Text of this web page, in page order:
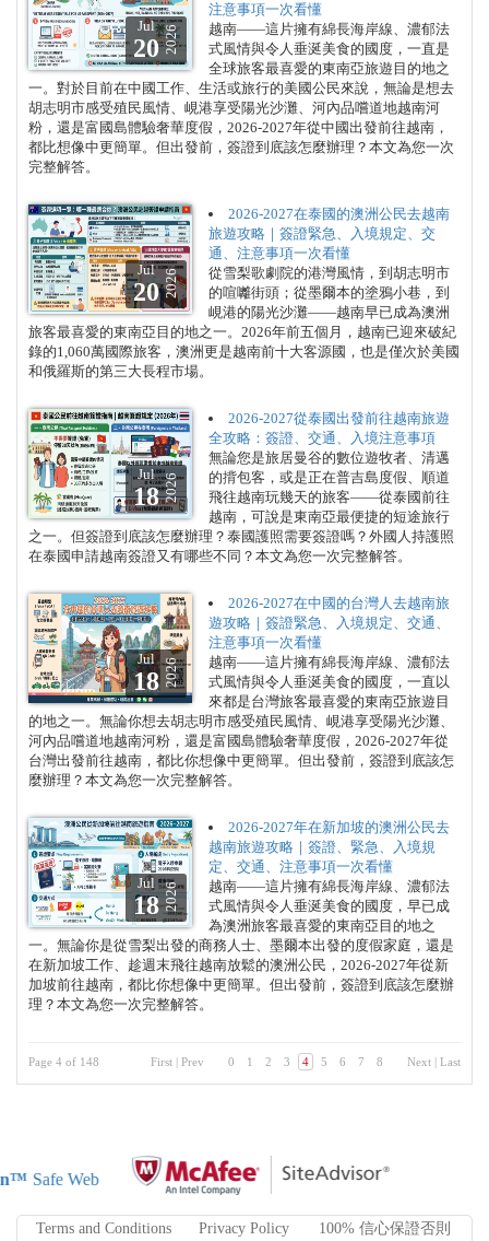
Jul
202026
注意事項一次看懂
越南——這片擁有綿長海岸線、濃郁法
式風情與令人垂涎美食的國度，一直是
全球旅客最喜愛的東南亞旅遊目的地之
一。對於目前在中國工作、生活或旅行的美國公民來說，無論是想去
胡志明市感受殖民風情、峴港享受陽光沙灘、河內品嚐道地越南河
粉，還是富國島體驗奢華度假，2026-2027年從中國出發前往越南，
都比想像中更簡單。但出發前，簽證到底該怎麼辦理？本文為您一次
完整解答。
Jul
202026
2026-2027在泰國的澳洲公民去越南
旅遊攻略｜簽證緊急、入境規定、交
通、注意事項一次看懂
從雪梨歌劇院的港灣風情，到胡志明市
的喧囄街頭；從墨爾本的塗鴉小巷，到
峴港的陽光沙灘——越南早已成為澳洲
旅客最喜愛的東南亞目的地之一。2026年前五個月，越南已迎來破紀
錄的1,060萬國際旅客，澳洲更是越南前十大客源國，也是僅次於美國
和俄羅斯的第三大長程市場。
Jul
182026
2026-2027從泰國出發前往越南旅遊
全攻略：簽證、交通、入境注意事項
無論您是旅居曼谷的數位遊牧者、清邁
的揹包客，或是正在普吉島度假、順道
飛往越南玩幾天的旅客——從泰國前往
越南，可說是東南亞最便捷的短途旅行
之一。但簽證到底該怎麼辦理？泰國護照需要簽證嗎？外國人持護照
在泰國申請越南簽證又有哪些不同？本文為您一次完整解答。
Jul
182026
2026-2027在中國的台灣人去越南旅
遊攻略｜簽證緊急、入境規定、交通、
注意事項一次看懂
越南——這片擁有綿長海岸線、濃郁法
式風情與令人垂涎美食的國度，一直以
來都是台灣旅客最喜愛的東南亞旅遊目
的地之一。無論你想去胡志明市感受殖民風情、峴港享受陽光沙灘、
河內品嚐道地越南河粉，還是富國島體驗奢華度假，2026-2027年從
台灣出發前往越南，都比你想像中更簡單。但出發前，簽證到底該怎
麼辦理？本文為您一次完整解答。
Jul
182026
2026-2027年在新加坡的澳洲公民去
越南旅遊攻略｜簽證、緊急、入境規
定、交通、注意事項一次看懂
越南——這片擁有綿長海岸線、濃郁法
式風情與令人垂涎美食的國度，早已成
為澳洲旅客最喜愛的東南亞目的地之
一。無論你是從雪梨出發的商務人士、墨爾本出發的度假家庭，還是
在新加坡工作、趁週末飛往越南放鬆的澳洲公民，2026-2027年從新
加坡前往越南，都比你想像中更簡單。但出發前，簽證到底該怎麼辦
理？本文為您一次完整解答。
Page 4 of 148 First | Prev 0 1 2 3 4 5 6 7 8 Next | Last
Safe Web
Terms and Conditions Privacy Policy 100% 信心保證否則